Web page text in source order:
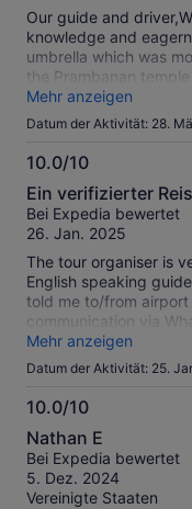
Our guide and
knowledge and
umbrella which was
the Prambanan
speak with and he
We would highly
Mehr anzeigen
Datum der Aktivität: 28.
10.0/10
10.0
von
10
Ein verifizierter
Bei Expedia bewertet
26. Jan. 2025
The tour organiser is
English speaking
told me to/from
communication via
temples are amazing.
booked and is extra
Prambanan can be
(again extra price).
skilled and a quilts car
ceevet coffee which
tour agent as price is
Mehr anzeigen
Datum der Aktivität: 25.
10.0/10
10.0
von
10
Nathan E
Bei Expedia bewertet
5. Dez. 2024
Vereinigte Staaten